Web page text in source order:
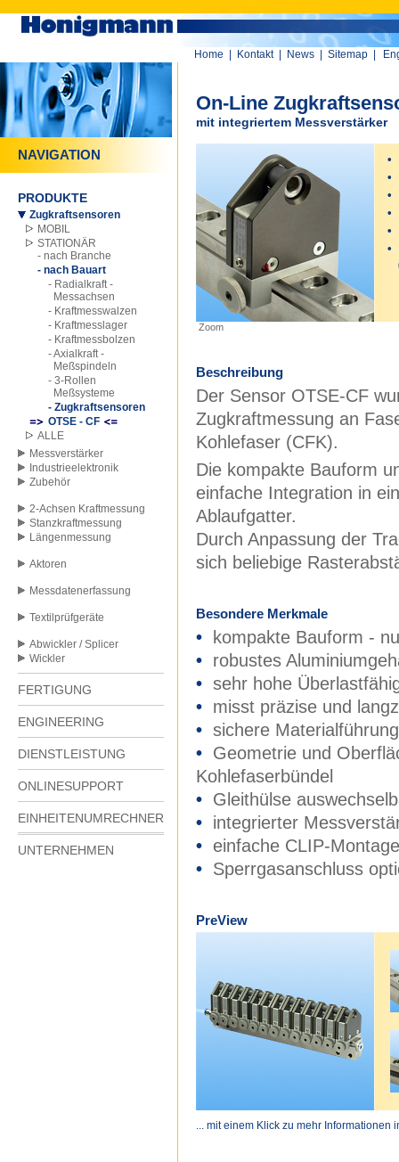
Home Kontakt News Sitemap
NAVIGATION
PRODUKTE
Zugkraftsensoren
MOBIL
STATIONÄR
- nach Branche
- nach Bauart
- Radialkraft -
Messachsen
- Kraftmesswalzen
- Kraftmesslager
- Kraftmessbolzen
- Axialkraft -
Meßspindeln
- 3-Rollen
Meßsysteme
- Zugkraftsensoren
OTSE - CF
ALLE
Messverstärker
Industrieelektronik
Zubehör
2-Achsen Kraftmessung
Stanzkraftmessung
Längenmessung
Aktoren
Messdatenerfassung
Textilprüfgeräte
Abwickler / Splicer
Wickler
FERTIGUNG
ENGINEERING
DIENSTLEISTUNG
ONLINESUPPORT
EINHEITENUMRECHNER
UNTERNEHMEN
On-Line
mit integriertem Messverstärker
•
•
•
•
•
•
Zoom
Beschreibung
Der Sensor OTSE-CF
Zugkraftmessung an
Kohlefaser (CFK).
Die kompakte Bauform
einfache Integration in
Ablaufgatter.
Durch Anpassung der
sich beliebige
Besondere Merkmale
• kompakte Bauform -
• robustes
• sehr hohe
• misst präzise und
• sichere
• Geometrie und
Kohlefaserbündel
• Gleithülse
• integrierter
• einfache CLIP-
• Sperrgasanschluss
PreView
... mit einem Klick zu mehr Informationen